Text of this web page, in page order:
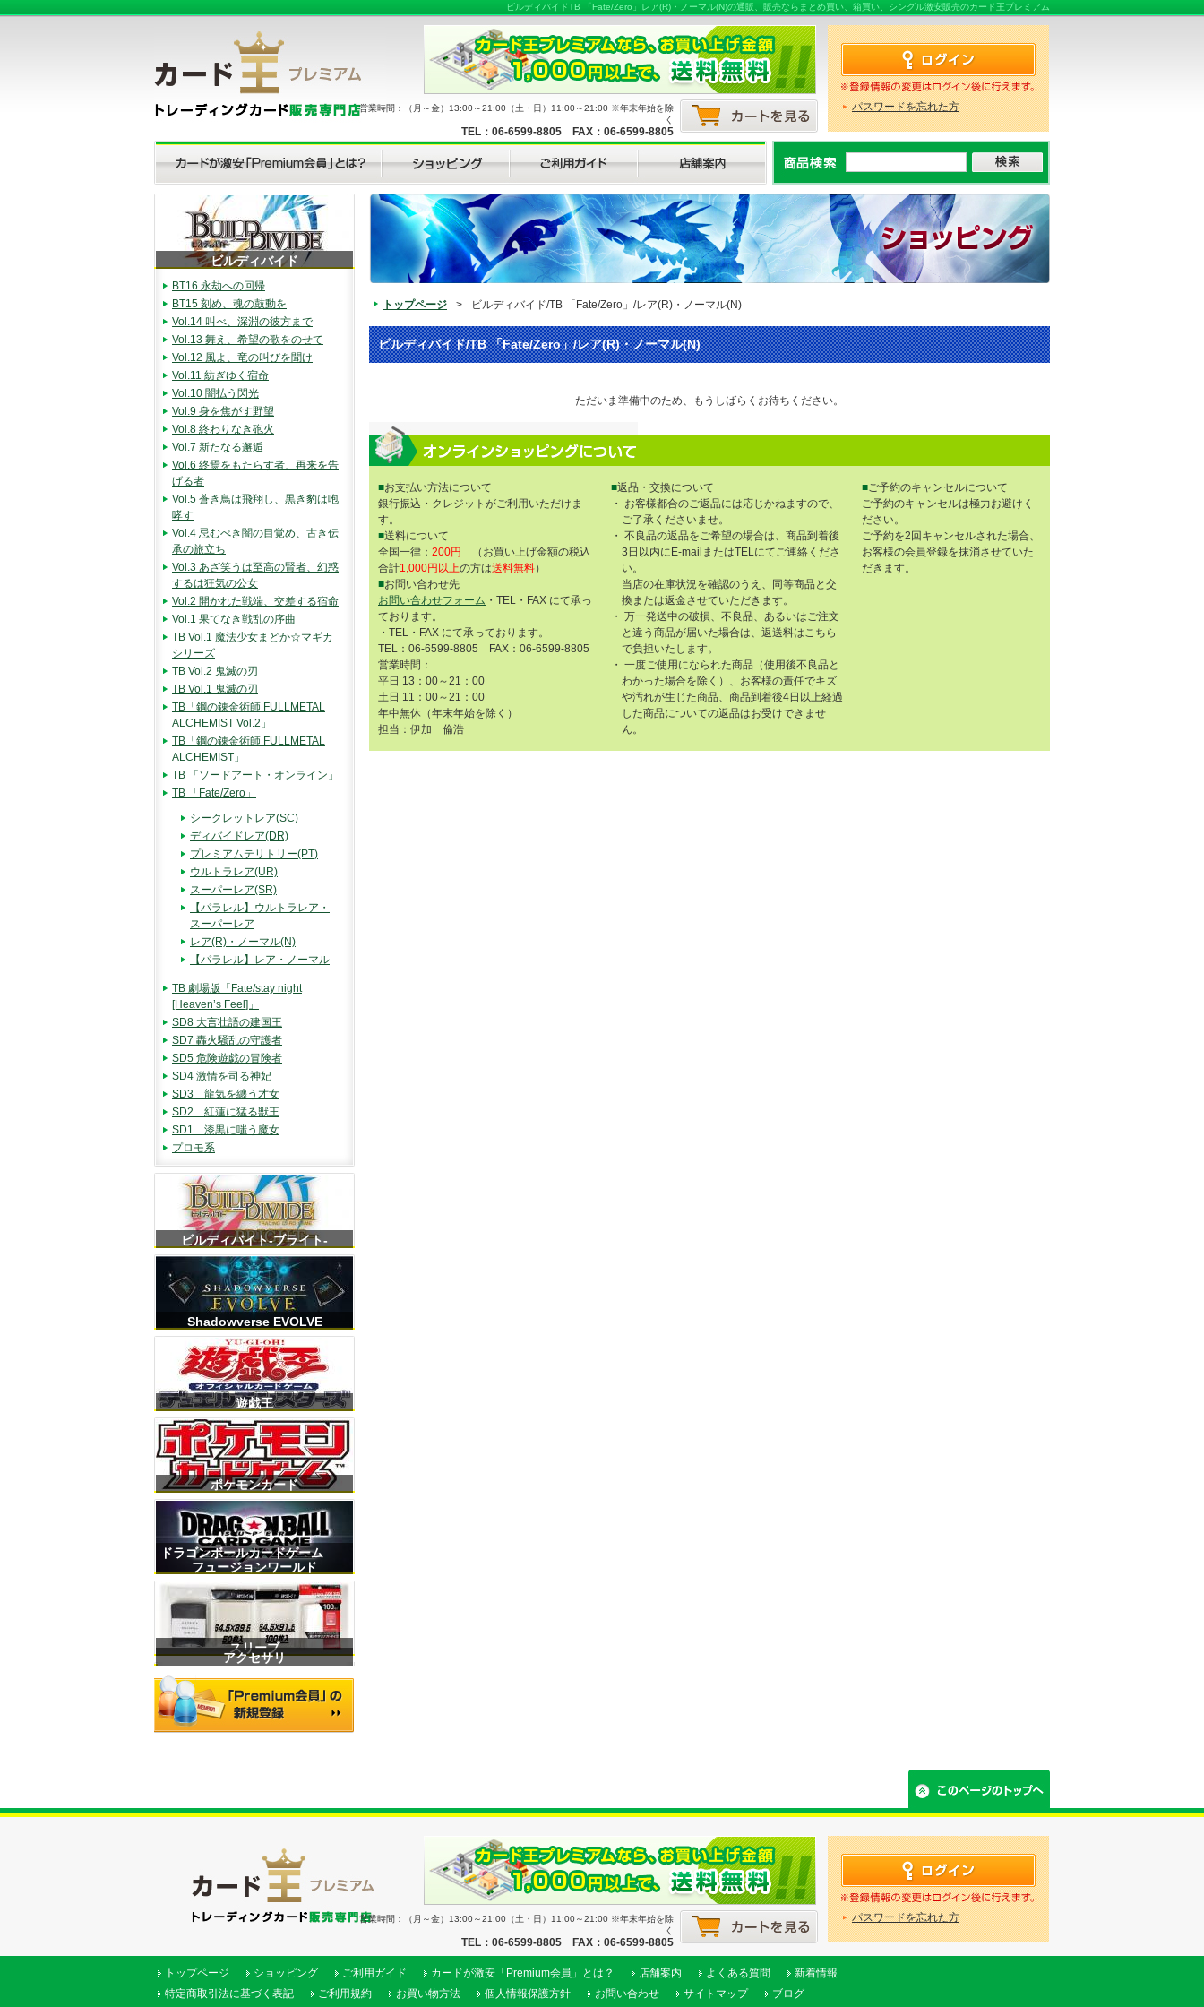
ビルディバイドTB 「Fate/Zero」レア(R)・ノーマル(N)の通販、販売ならまとめ買い、箱買い、シングル激安販売のカード王プレミアム
営業時間：（月～金）13:00～21:00（土・日）11:00～21:00 ※年末年始を除
く
TEL：06-6599-8805 FAX：06-6599-8805
パスワードを忘れた方
トップページ > ビルディバイド/TB 「Fate/Zero」/レア(R)・ノーマル(N)
ビルディバイド/TB 「Fate/Zero」/レア(R)・ノーマル(N)
ただいま準備中のため、もうしばらくお待ちください。
■お支払い方法について
銀行振込・クレジットがご利用いただけま
す。
■送料について
全国一律： 200円
（お買い上げ金額の税込
合計1,000円以上の方は送料無料）
■お問い合わせ先
お問い合わせフォーム ・TEL・FAX にて承っ
ております。
・TEL・FAX にて承っております。
TEL：06-6599-8805 FAX：06-6599-8805
営業時間：
平日 13：00～21：00
土日 11：00～21：00
年中無休（年末年始を除く）
担当：伊加 倫浩
■返品・交換について
・ お客様都合のご返品には応じかねますので、
ご了承くださいませ。
・ 不良品の返品をご希望の場合は、商品到着後
3日以内にE-mailまたはTELにてご連絡くださ
い。
当店の在庫状況を確認のうえ、同等商品と交
換または返金させていただきます。
・ 万一発送中の破損、不良品、あるいはご注文
と違う商品が届いた場合は、返送料はこちら
で負担いたします。
・ 一度ご使用になられた商品（使用後不良品と
わかった場合を除く）、お客様の責任でキズ
や汚れが生じた商品、商品到着後4日以上経過
した商品についての返品はお受けできませ
ん。
■ご予約のキャンセルについて
ご予約のキャンセルは極力お避けく
ださい。
ご予約を2回キャンセルされた場合、
お客様の会員登録を抹消させていた
だきます。
ビルディバイド
BT16 永劫への回帰
BT15 刻め、魂の鼓動を
Vol.14 叫べ、深淵の彼方まで
Vol.13 舞え、希望の歌をのせて
Vol.12 風よ、竜の叫びを聞け
Vol.11 紡ぎゆく宿命
Vol.10 闇払う閃光
Vol.9 身を焦がす野望
Vol.8 終わりなき砲火
Vol.7 新たなる邂逅
Vol.6 終焉をもたらす者、再来を告
げる者
Vol.5 蒼き鳥は飛翔し、黒き豹は咆
哮す
Vol.4 忌むべき闇の目覚め、古き伝
承の旅立ち
Vol.3 あざ笑うは至高の賢者、幻惑
するは狂気の公女
Vol.2 開かれた戦端、交差する宿命
Vol.1 果てなき戦乱の序曲
TB Vol.1 魔法少女まどか☆マギカ
シリーズ
TB Vol.2 鬼滅の刃
TB Vol.1 鬼滅の刃
TB「鋼の錬金術師 FULLMETAL
ALCHEMIST Vol.2」
TB「鋼の錬金術師 FULLMETAL
ALCHEMIST」
TB 「ソードアート・オンライン」
TB 「Fate/Zero」
シークレットレア(SC)
ディバイドレア(DR)
プレミアムテリトリー(PT)
ウルトラレア(UR)
スーパーレア(SR)
【パラレル】ウルトラレア・
スーパーレア
レア(R)・ノーマル(N)
【パラレル】レア・ノーマル
TB 劇場版「Fate/stay night
[Heaven’s Feel]」
SD8 大言壮語の建国王
SD7 轟火騒乱の守護者
SD5 危険遊戯の冒険者
SD4 激情を司る神妃
SD3 龍気を纏う才女
SD2 紅蓮に猛る獣王
SD1 漆黒に嗤う魔女
プロモ系
ビルディバイト-ブライト-
Shadowverse EVOLVE
遊戯王
ポケモンカード
ドラゴンボールカードゲーム
フュージョンワールド
スリーブ
アクセサリ
営業時間：（月～金）13:00～21:00（土・日）11:00～21:00 ※年末年始を除
く
TEL：06-6599-8805 FAX：06-6599-8805
パスワードを忘れた方
トップページ ショッピング ご利用ガイド カードが激安「Premium会員」とは？ 店舗案内 よくある質問
新着情報
特定商取引法に基づく表記
ご利用規約 お買い物方法 個人情報保護方針 お問い合わせ サイトマップ ブログ